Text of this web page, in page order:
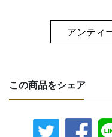
アンティ
この商品をシェア